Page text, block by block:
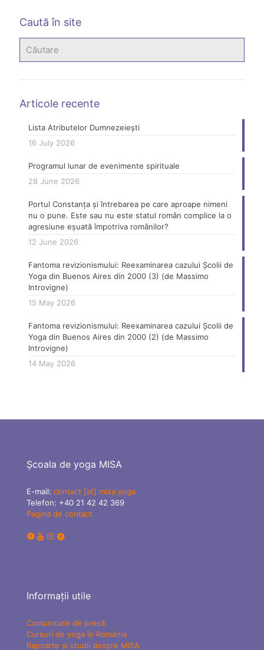
Caută în site
Articole recente
Lista Atributelor Dumnezeiești
16 July 2026
Programul lunar de evenimente spirituale
28 June 2026
Portul Constanța și întrebarea pe care aproape nimeni
nu o pune. Este sau nu este statul român complice la o
agresiune eșuată împotriva românilor?
12 June 2026
Fantoma revizionismului: Reexaminarea cazului Școlii de
Yoga din Buenos Aires din 2000 (3) (de Massimo
Introvigne)
15 May 2026
Fantoma revizionismului: Reexaminarea cazului Școlii de
Yoga din Buenos Aires din 2000 (2) (de Massimo
Introvigne)
14 May 2026
Școala de yoga MISA
E-mail: contact [at] misa.yoga
Telefon: +40 21 42 42 369
Pagina de contact
Informații utile
Comunicate de presă
Cursuri de yoga în România
Rapoarte și studii despre MISA